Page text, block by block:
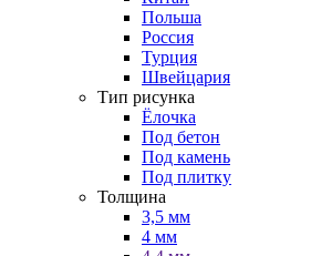
Польша
Россия
Турция
Швейцария
Тип рисунка
Ёлочка
Под бетон
Под камень
Под плитку
Толщина
3,5 мм
4 мм